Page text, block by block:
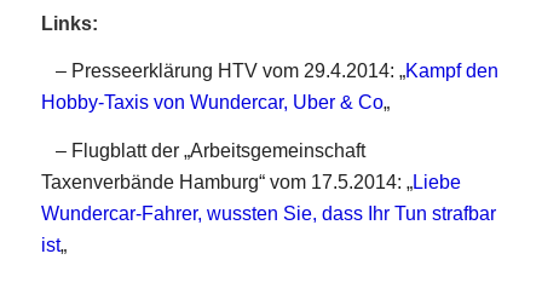
Links:
– Presseerklärung HTV vom 29.4.2014: „Kampf den
Hobby-Taxis von Wundercar, Uber & Co„
– Flugblatt der „Arbeitsgemeinschaft
Taxenverbände Hamburg“ vom 17.5.2014: „Liebe
Wundercar-Fahrer, wussten Sie, dass Ihr Tun strafbar
ist„